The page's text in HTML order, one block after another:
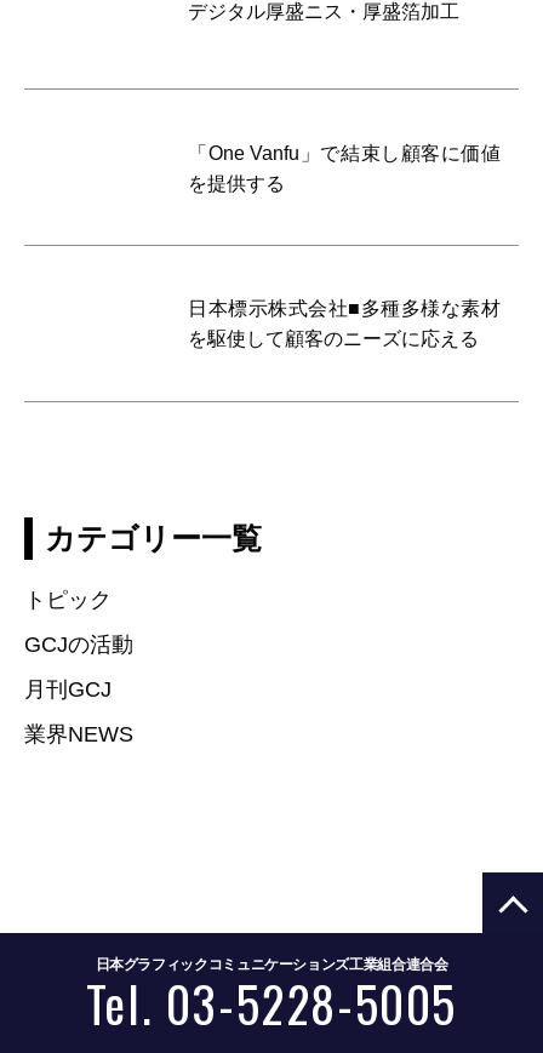
デジタル厚盛ニス・厚盛箔加工
「One Vanfu」で結束し顧客に価値
を提供する
日本標示株式会社■多種多様な素材
を駆使して顧客のニーズに応える
カテゴリー一覧
トピック
GCJの活動
月刊GCJ
業界NEWS
日本グラフィックコミュニケーションズ工業組合連合会
Tel. 03-5228-5005